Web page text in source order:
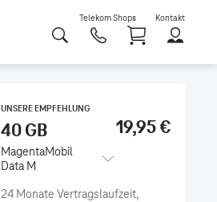
Telekom Shops Kontakt
UNSERE EMPFEHLUNG
40 GB
MagentaMobil
Data M
19,95 €